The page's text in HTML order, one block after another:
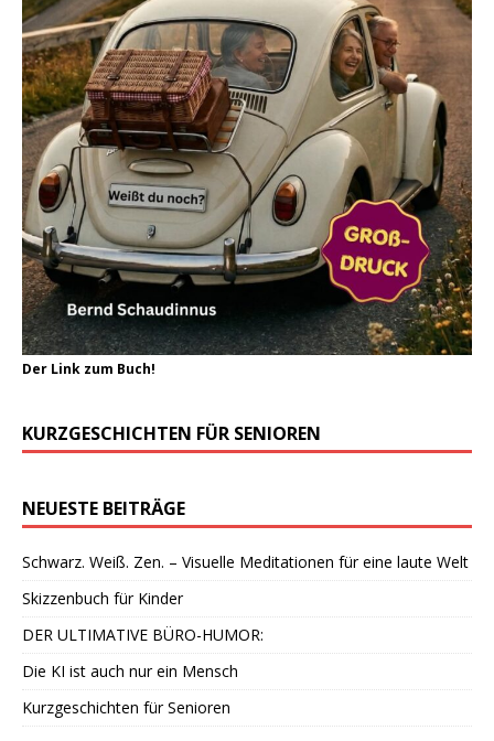
Der Link zum Buch!
KURZGESCHICHTEN FÜR SENIOREN
NEUESTE BEITRÄGE
Schwarz. Weiß. Zen. – Visuelle Meditationen für eine laute Welt
Skizzenbuch für Kinder
DER ULTIMATIVE BÜRO-HUMOR:
Die KI ist auch nur ein Mensch
Kurzgeschichten für Senioren